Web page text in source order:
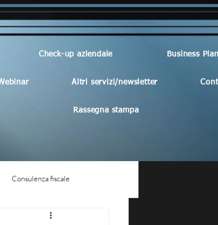
Check-up aziendale Business
Altri servizi/newsletter
Rassegna stampa
Consulenza fiscale